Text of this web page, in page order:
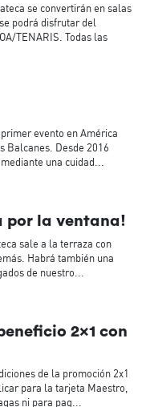
se convertirán en salas
podrá disfrutar del
TENARIS. Todas las
evento en América
Balcanes. Desde 2016
una cuidad...
por la ventana!
sale a la terraza con
Habrá también una
de nuestro...
2x1 con
de la promoción 2x1
para la tarjeta Maestro,
ni para pag...